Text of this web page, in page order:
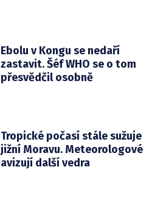
Ebolu v Kongu se nedaří
zastavit. Šéf WHO se o tom
přesvědčil osobně
Tropické počasí stále sužuje
jižní Moravu. Meteorologové
avizují další vedra